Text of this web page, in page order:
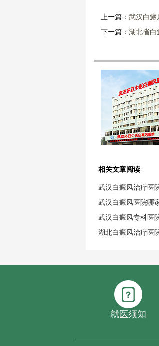
上一篇： 武汉白癜
下一篇： 湖北省白
相关文章阅读
武汉白癜风治疗医
武汉白癜风医院哪
武汉白癜风专科医
湖北白癜风治疗医
就医须知